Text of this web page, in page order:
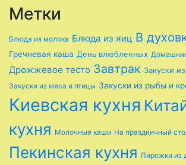
Метки
Блюда из молока Блюда из яиц В
Гречневая каша День влюбленных
Дрожжевое тесто Завтрак Закуски
Закуски из мяса и птицы Закуски из рыбы и
Киевская кухня
кухня Молочные каши На праздничный
Пекинская кухня Пирожки из